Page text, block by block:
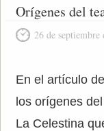
Orígenes del
26 de septiembre
En el artículo
los orígenes
La Celestina